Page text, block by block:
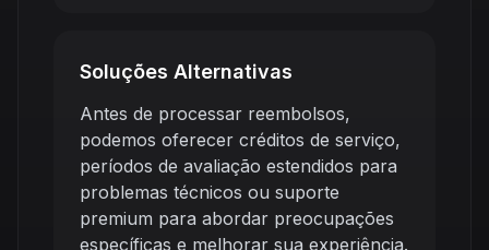
Soluções Alternativas
Antes de processar reembolsos,
podemos oferecer créditos de serviço,
períodos de avaliação estendidos para
problemas técnicos ou suporte
premium para abordar preocupações
específicas e melhorar sua experiência.